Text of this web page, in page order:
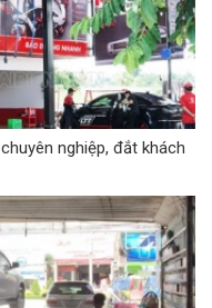
nghiệp, đắt khách